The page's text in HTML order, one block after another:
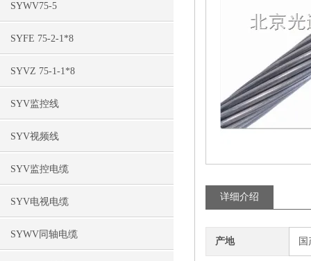
SYWV75-5
SYFE 75-2-1*8
SYVZ 75-1-1*8
SYV监控线
SYV视频线
SYV监控电缆
SYV电视电缆
SYWV同轴电缆
详细介绍
产地 国